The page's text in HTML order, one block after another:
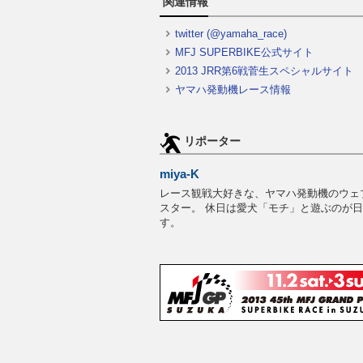
twitter (@yamaha_race)
MFJ SUPERBIKE公式サイト
2013 JRR第6戦菅生スペシャルサイト
ヤマハ発動機レース情報
リポーター
miya-K
レース観戦大好きな、ヤマハ発動機のウェ
スター。 休日は愛犬「モチ」と遊ぶのが
す。